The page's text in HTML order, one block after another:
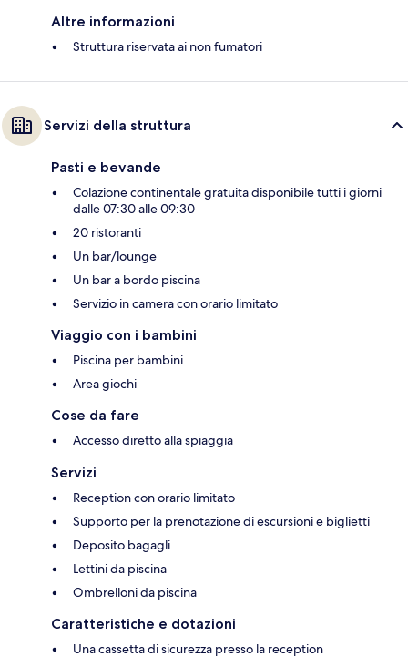
Altre informazioni
Struttura riservata ai non fumatori
Servizi della struttura
Pasti e bevande
Colazione continentale gratuita disponibile tutti i giorni
dalle 07:30 alle 09:30
20 ristoranti
Un bar/lounge
Un bar a bordo piscina
Servizio in camera con orario limitato
Viaggio con i bambini
Piscina per bambini
Area giochi
Cose da fare
Accesso diretto alla spiaggia
Servizi
Reception con orario limitato
Supporto per la prenotazione di escursioni e biglietti
Deposito bagagli
Lettini da piscina
Ombrelloni da piscina
Caratteristiche e dotazioni
Una cassetta di sicurezza presso la reception